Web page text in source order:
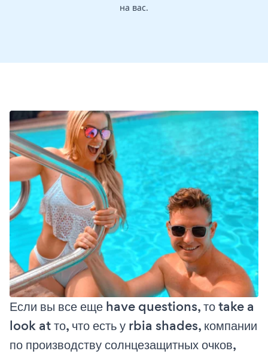
на вас.
Если вы все еще have questions, то take a
look at то, что есть у rbia shades, компании
по производству солнцезащитных очков,